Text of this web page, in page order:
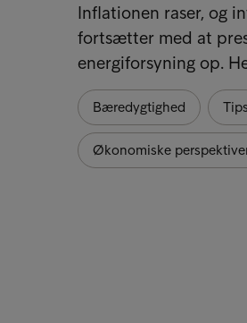
Inflationen raser, og
fortsætter med at
energiforsyning op.
Bæredygtighed Tips
Økonomiske